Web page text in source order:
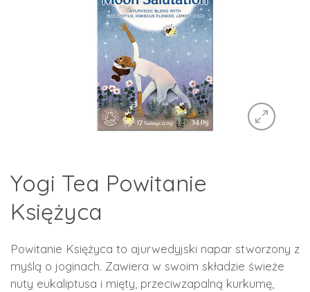
Yogi Tea Powitanie
Księżyca
Powitanie Księżyca to ajurwedyjski napar stworzony z
myślą o joginach. Zawiera w swoim składzie świeże
nuty eukaliptusa i mięty, przeciwzapalną kurkumę,